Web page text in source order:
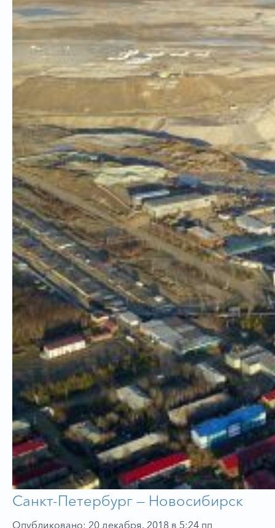
Санкт-Петербург — Новосибирск
Опубликовано: 20 декабря, 2018 в 5:24 пп